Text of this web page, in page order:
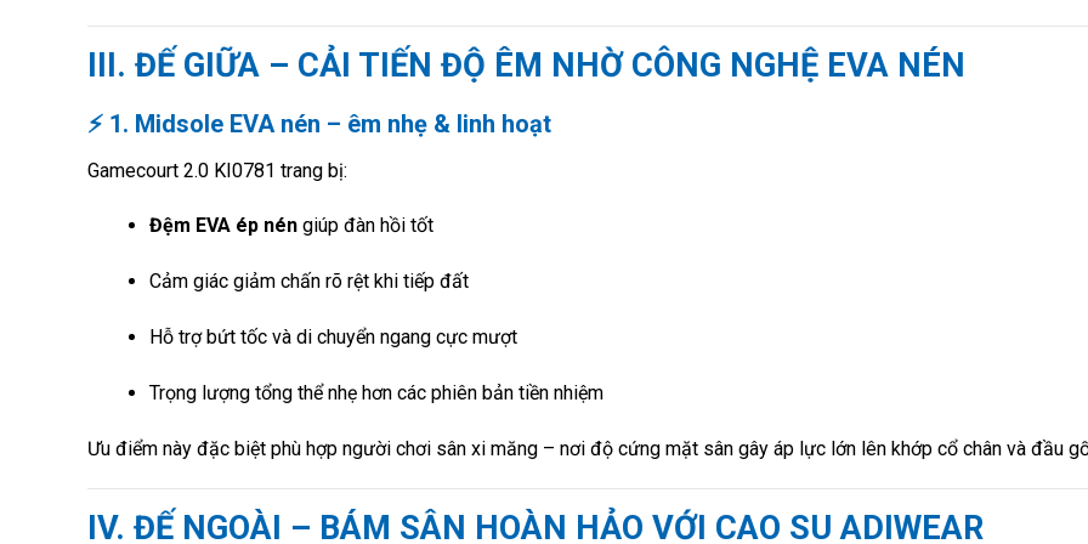
III. ĐẾ GIỮA – CẢI TIẾN ĐỘ ÊM NHỜ CÔNG NGHỆ EVA NÉN
⚡ 1. Midsole EVA nén – êm nhẹ & linh hoạt
Gamecourt 2.0 KI0781 trang bị:
Đệm EVA ép néngiúp đàn hồi tốt
Cảm giác giảm chấn rõ rệt khi tiếp đất
Hỗ trợ bứt tốc và di chuyển ngang cực mượt
Trọng lượng tổng thể nhẹ hơn các phiên bản tiền nhiệm
Ưu điểm này đặc biệt phù hợp người chơi sân xi măng – nơi độ cứng mặt sân gây áp lực lớn lên khớp cổ chân và đầu
IV. ĐẾ NGOÀI – BÁM SÂN HOÀN HẢO VỚI CAO SU ADIWEAR